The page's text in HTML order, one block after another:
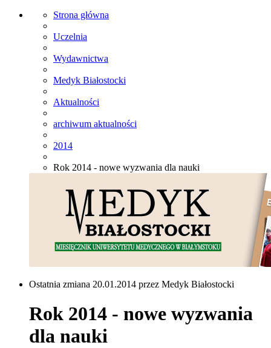
Strona główna
Uczelnia
Wydawnictwa
Medyk Białostocki
Aktualności
archiwum aktualności
2014
Rok 2014 - nowe wyzwania dla nauki
Ostatnia zmiana 20.01.2014 przez Medyk Białostocki
Rok 2014 - nowe wyzwania
dla nauki